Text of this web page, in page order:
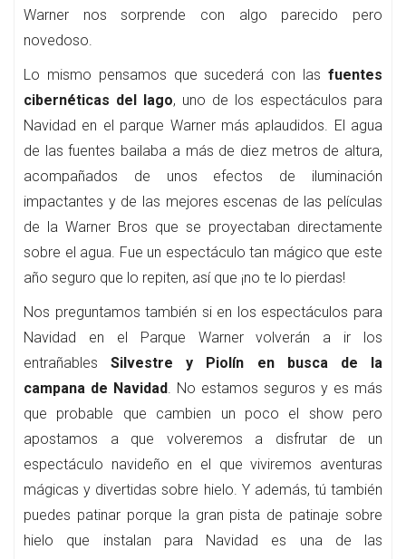
Warner nos sorprende con algo parecido pero
novedoso.
Lo mismo pensamos que sucederá con las fuentes
cibernéticas del lago, uno de los espectáculos para
Navidad en el parque Warner más aplaudidos. El agua
de las fuentes bailaba a más de diez metros de altura,
acompañados de unos efectos de iluminación
impactantes y de las mejores escenas de las películas
de la Warner Bros que se proyectaban directamente
sobre el agua. Fue un espectáculo tan mágico que este
año seguro que lo repiten, así que ¡no te lo pierdas!
Nos preguntamos también si en los espectáculos para
Navidad en el Parque Warner volverán a ir los
entrañablesSilvestre y Piolín en busca de la
campana de Navidad. No estamos seguros y es más
que probable que cambien un poco el show pero
apostamos a que volveremos a disfrutar de un
espectáculo navideño en el que viviremos aventuras
mágicas y divertidas sobre hielo. Y además, tú también
puedes patinar porque la gran pista de patinaje sobre
hielo que instalan para Navidad es una de las